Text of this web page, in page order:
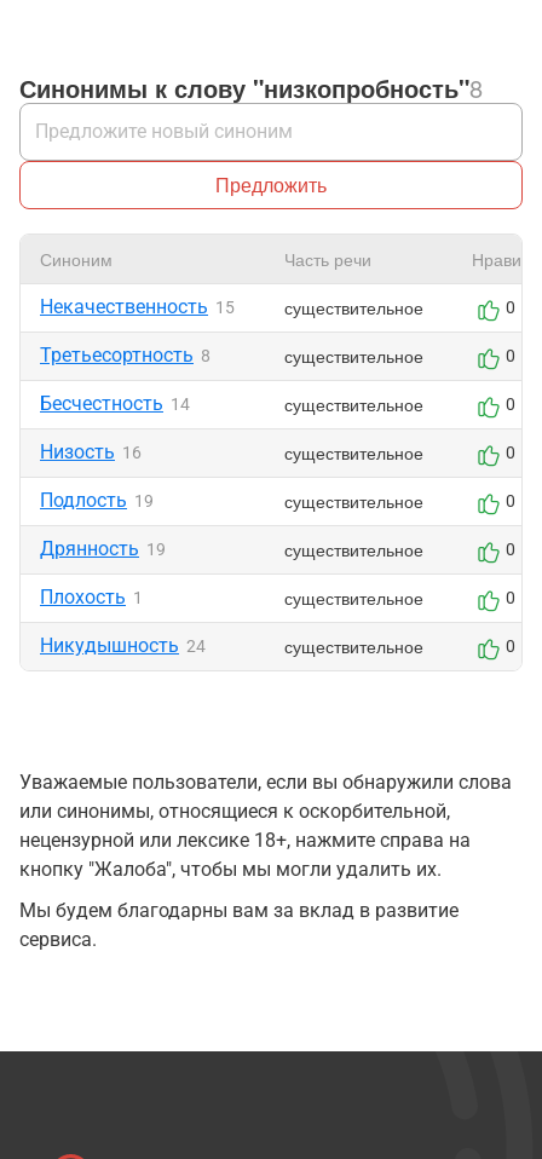
Синонимы к слову "низкопробность"8
Предложить
Синоним Часть речи
Некачественность 15 существительное 0
Третьесортность 8 существительное 0
Бесчестность 14 существительное 0
Низость 16 существительное 0
Подлость 19 существительное 0
Дрянность 19 существительное 0
Плохость 1 существительное 0
Никудышность 24 существительное 0
Уважаемые пользователи, если вы обнаружили слова
или синонимы, относящиеся к оскорбительной,
нецензурной или лексике 18+, нажмите справа на
кнопку "Жалоба", чтобы мы могли удалить их.
Мы будем благодарны вам за вклад в развитие
сервиса.